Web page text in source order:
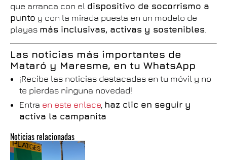
Noticias relacionadas
que arranca con el dispositivo de socorrismo a
punto y con la mirada puesta en un modelo de
playas más inclusivas, activas y sostenibles
Las noticias más importantes de
Mataró y Maresme, en tu WhatsApp
¡Recibe las noticias destacadas en tu móvil y no
te pierdas ninguna novedad!
Entra en este enlace, haz clic en seguir y
activa la campanita